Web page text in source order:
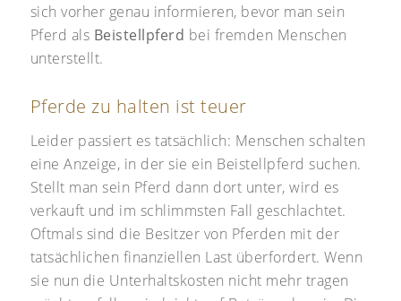
sich vorher genau informieren, bevor man sein
Pferd als Beistellpferd bei fremden Menschen
unterstellt.
Pferde zu halten ist teuer
Leider passiert es tatsächlich: Menschen schalten
eine Anzeige, in der sie ein Beistellpferd suchen.
Stellt man sein Pferd dann dort unter, wird es
verkauft und im schlimmsten Fall geschlachtet.
Oftmals sind die Besitzer von Pferden mit der
tatsächlichen finanziellen Last überfordert. Wenn
sie nun die Unterhaltskosten nicht mehr tragen